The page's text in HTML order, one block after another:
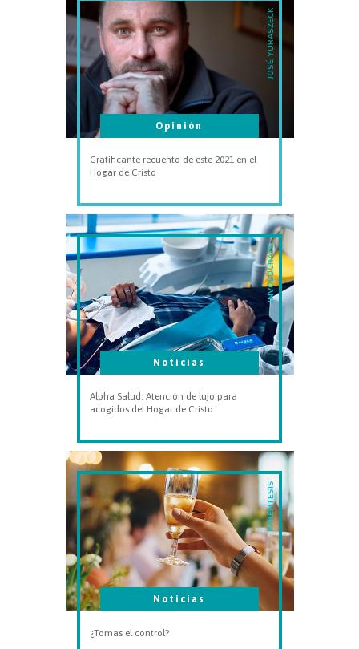
JOSÉ YURASZECK
Opinión
Gratificante recuento de este 2021 en el
Hogar de Cristo
INVOLÚCRATE
Noticias
Alpha Salud: Atención de lujo para
acogidos del Hogar de Cristo
PARÉNTESIS
Noticias
¿Tomas el control?